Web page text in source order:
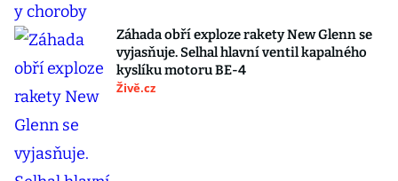
Záhada obří exploze rakety New Glenn se
vyjasňuje. Selhal hlavní ventil kapalného
kyslíku motoru BE-4
Živě.cz